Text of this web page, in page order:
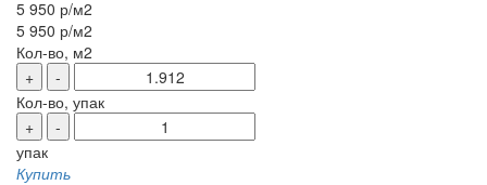
5 950 р/м2
5 950 р/м2
Кол-во, м2
+
-
Кол-во, упак
+
-
упак
Купить